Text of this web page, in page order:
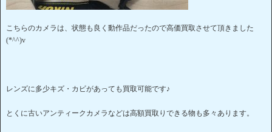
こちらのカメラは、状態も良く動作品だったので高価買取させて頂きました
(*^^)v
レンズに多少キズ・カビがあっても買取可能です♪
とくに古いアンティークカメラなどは高額買取りできる物も多々あります。